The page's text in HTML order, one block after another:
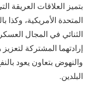
بتميز العلاقات العريقة
المتحدة الأمريكية، وكذا
الثنائي في المجال
إرادتهما المشتركة
والنهوض بتعاون يعود
البلدين.